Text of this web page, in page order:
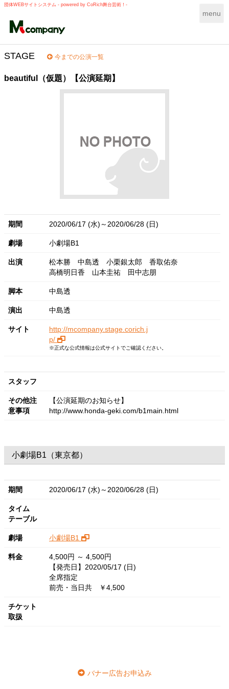
団体WEBサイトシステム - powered by CoRich舞台芸術！-
T
g
menu
STAGE 今までの公演一覧
beautiful（仮題）【公演延期】
期間 2020/06/17 (水)～2020/06/28 (日)
劇場 小劇場B1
出演 松本勝 中島透 小栗銀太郎
香取佑奈
高橋明日香
山本圭祐 田中志朋
脚本 中島透
演出 中島透
サイト
http://mcompany.stage.corich.j
p/
※正式な公式情報は公式サイトでご確認ください。
スタッフ
その他注
意事項
【公演延期のお知らせ】
http://www.honda-geki.com/b1main.html
小劇場B1（東京都）
期間 2020/06/17 (水)～2020/06/28 (日)
タイム
テーブル
劇場 小劇場B1
料金
4,500円 ～ 4,500円
【発売日】2020/05/17 (日)
全席指定
前売・当日共 ￥4,500
チケット
取扱
バナー広告お申込み